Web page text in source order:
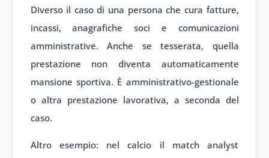
Diverso il caso di una persona che cura fatture,
incassi, anagrafiche soci e comunicazioni
amministrative. Anche se tesserata, quella
prestazione non diventa automaticamente
mansione sportiva. È amministrativo-gestionale
o altra prestazione lavorativa, a seconda del
caso.
Altro esempio: nel calcio il match analyst